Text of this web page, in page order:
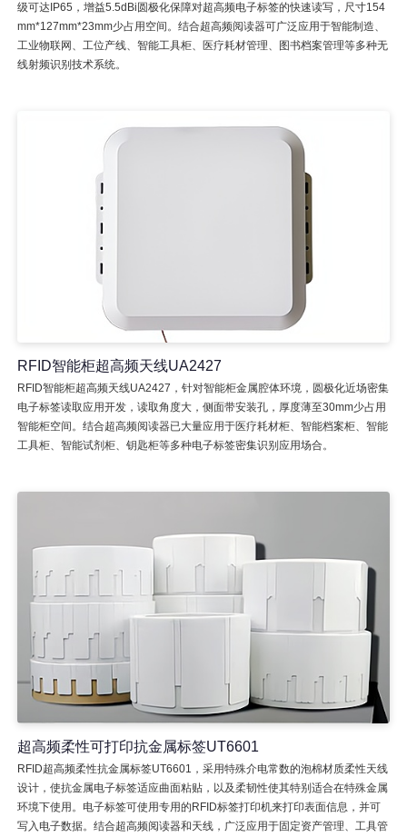
级可达IP65，增益5.5dBi圆极化保障对超高频电子标签的快速读写，尺寸154
mm*127mm*23mm少占用空间。结合超高频阅读器可广泛应用于智能制造、
工业物联网、工位产线、智能工具柜、医疗耗材管理、图书档案管理等多种无
线射频识别技术系统。
RFID智能柜超高频天线UA2427
RFID智能柜超高频天线UA2427，针对智能柜金属腔体环境，圆极化近场密集
电子标签读取应用开发，读取角度大，侧面带安装孔，厚度薄至30mm少占用
智能柜空间。结合超高频阅读器已大量应用于医疗耗材柜、智能档案柜、智能
工具柜、智能试剂柜、钥匙柜等多种电子标签密集识别应用场合。
超高频柔性可打印抗金属标签UT6601
RFID超高频柔性抗金属标签UT6601，采用特殊介电常数的泡棉材质柔性天线
设计，使抗金属电子标签适应曲面粘贴，以及柔韧性使其特别适合在特殊金属
环境下使用。电子标签可使用专用的RFID标签打印机来打印表面信息，并可
写入电子数据。结合超高频阅读器和天线，广泛应用于固定资产管理、工具管